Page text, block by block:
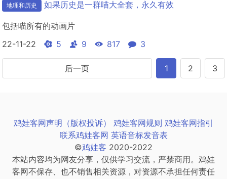
地理和历史 如果历史是一群喵大全套，永久有效
包括喵所有的动画片
22-11-22
5 9 817 3
后一页 1 2 3
鸡娃客网声明（版权投诉） 鸡娃客网规则 鸡娃客网指引
联系鸡娃客网 英语音标发音表
©鸡娃客 2020-2022
本站内容均为网友分享，仅供学习交流，严禁商用。鸡娃
客网不保存、也不销售相关资源，对资源不承担任何责任